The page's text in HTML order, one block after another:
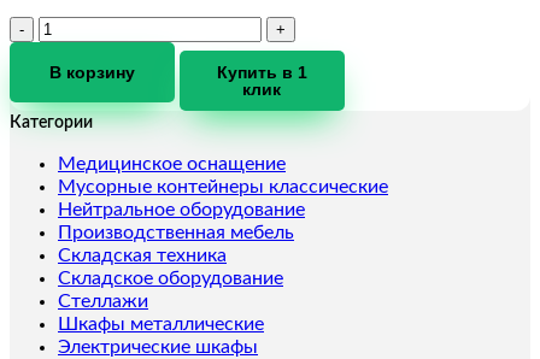
Количество
Строп
т
6),
(L=2,0
м)
100
мм
В корзину
Купить в 1
клик
Категории
Медицинское оснащение
Мусорные контейнеры классические
Нейтральное оборудование
Производственная мебель
Складская техника
Складское оборудование
Стеллажи
Шкафы металлические
Электрические шкафы